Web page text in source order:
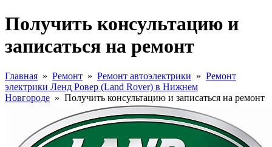
Получить консультацию и
записаться на ремонт
Главная » Ремонт » Ремонт автоэлектрики » Ремонт
электрики Ленд Ровер (Land Rover) в Нижнем
Новгороде » Получить консультацию и записаться на ремонт